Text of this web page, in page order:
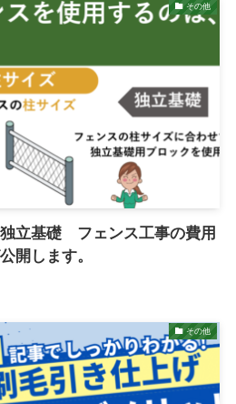
その他
独立基礎 フェンス工事の費用
開します。
その他